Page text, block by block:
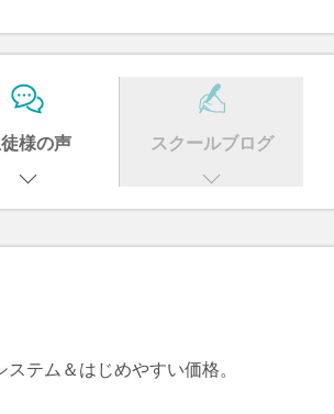
様の声 スクールブログ
テム＆はじめやすい価格。